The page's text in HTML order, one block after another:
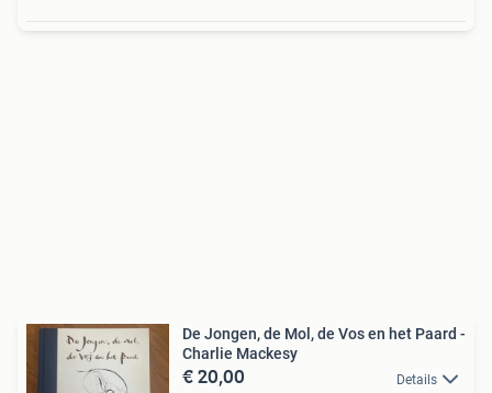
De Jongen, de Mol, de Vos en het Paard -
Charlie Mackesy
€ 20,00 Details